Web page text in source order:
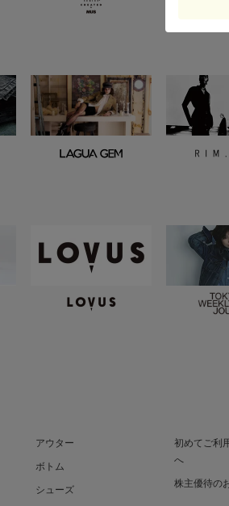
アウター
ボトム
シューズ
初めてご利
へ
株主優待の